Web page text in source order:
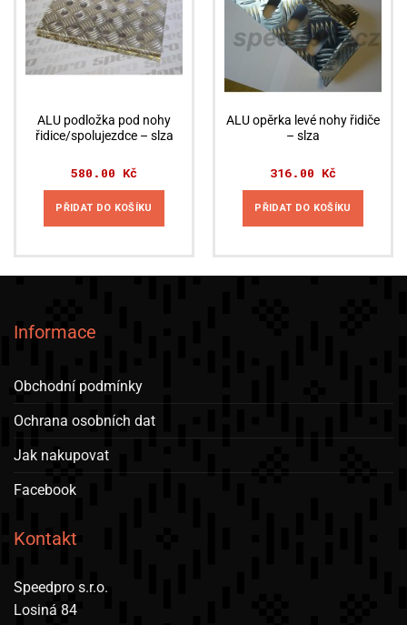
ALU podložka pod nohy
řidice/spolujezdce – slza
580.00 Kč
PŘIDAT DO KOŠÍKU
ALU opěrka levé nohy řidiče
– slza
316.00 Kč
PŘIDAT DO KOŠÍKU
Informace
Obchodní podmínky
Ochrana osobních dat
Jak nakupovat
Facebook
Kontakt
Speedpro s.r.o.
Losiná 84